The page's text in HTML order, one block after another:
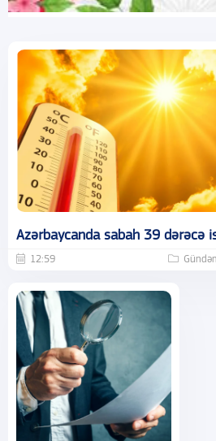
Azərbaycanda sabah 39 dərəcə
12:59